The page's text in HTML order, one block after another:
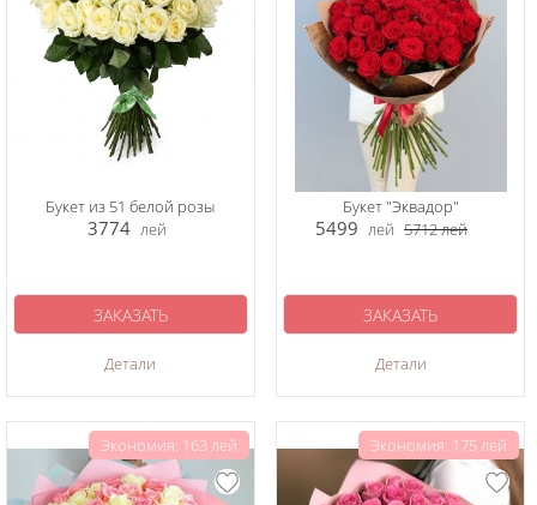
Букет из 51 белой розы
3774 лей
Детали
ЗАКАЗАТЬ
Букет "Эквадор"
5499 лей 5712лей
Детали
ЗАКАЗАТЬ
Экономия: 163 лей Экономия: 175 лей